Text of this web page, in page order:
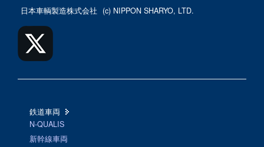
日本車輌製造株式会社 (c) NIPPON SHARYO, LTD.
鉄道車両
N-QUALIS
新幹線車両